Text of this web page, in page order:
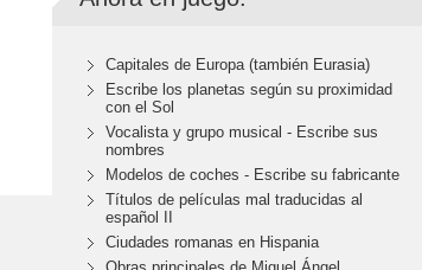
Capitales de Europa (también Eurasia)
Escribe los planetas según su proximidad
con el Sol
Vocalista y grupo musical - Escribe sus
nombres
Modelos de coches - Escribe su fabricante
Títulos de películas mal traducidas al
español II
Ciudades romanas en Hispania